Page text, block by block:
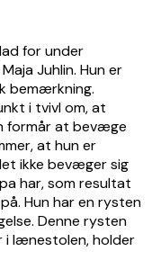
for under
Juhlin. Hun er
bemærkning.
i tvivl om, at
formår at bevæge
at hun er
ikke bevæger sig
har, som resultat
Hun har en rysten
Denne rysten
i lænestolen, holder